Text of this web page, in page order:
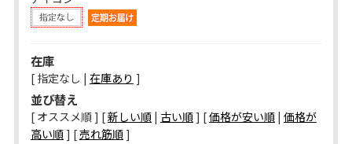
在庫
[ 指定なし | 在庫あり ]
並び替え
[ オススメ順 ] [新しい順| 古い順] [価格が安い順| 価格が
高い順] [売れ筋順]